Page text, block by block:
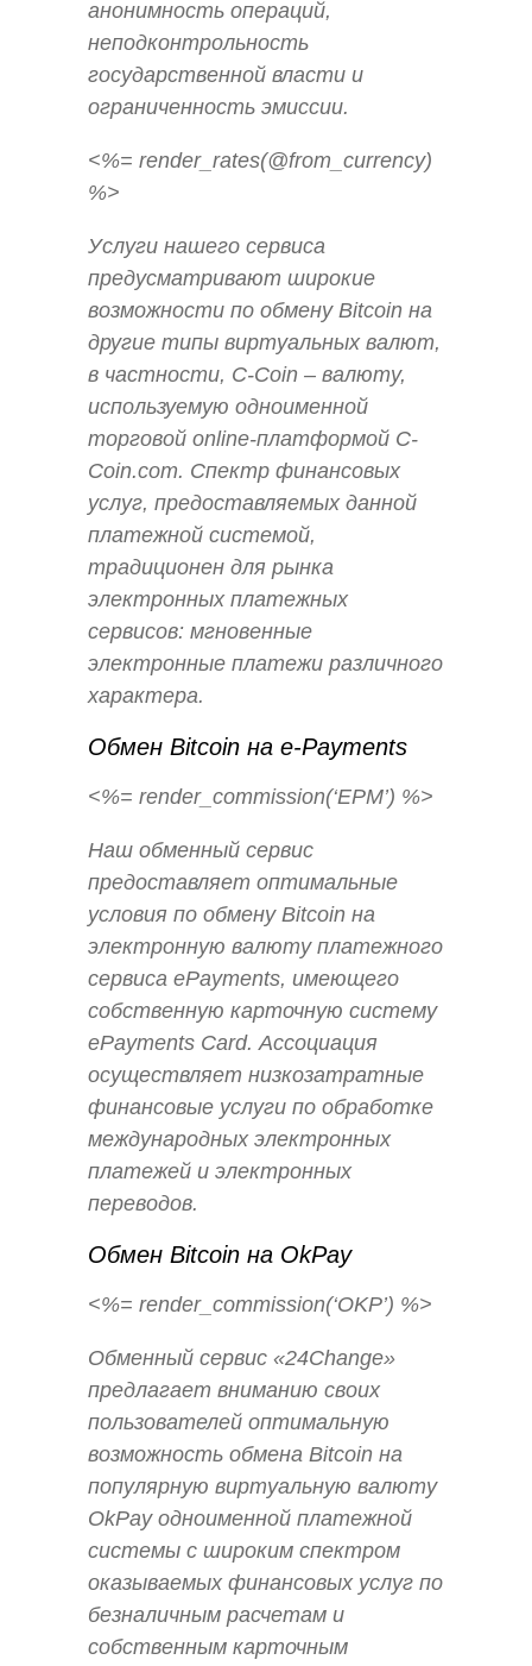
анонимность операций,
неподконтрольность
государственной власти и
ограниченность эмиссии.
<%= render_rates(@from_currency)
%>
Услуги нашего сервиса
предусматривают широкие
возможности по обмену Bitcoin на
другие типы виртуальных валют,
в частности, C-Coin – валюту,
используемую одноименной
торговой online-платформой С-
Сoin.com. Спектр финансовых
услуг, предоставляемых данной
платежной системой,
традиционен для рынка
электронных платежных
сервисов: мгновенные
электронные платежи различного
характера.
Обмен Bitcoin на e-Payments
<%= render_commission(‘EPM’) %>
Наш обменный сервис
предоставляет оптимальные
условия по обмену Bitcoin на
электронную валюту платежного
сервиса ePayments, имеющего
собственную карточную систему
ePayments Card. Ассоциация
осуществляет низкозатратные
финансовые услуги по обработке
международных электронных
платежей и электронных
переводов.
Обмен Bitcoin на OkPay
<%= render_commission(‘OKP’) %>
Обменный сервис «24Change»
предлагает вниманию своих
пользователей оптимальную
возможность обмена Bitcoin на
популярную виртуальную валюту
OkPay одноименной платежной
системы с широким спектром
оказываемых финансовых услуг по
безналичным расчетам и
собственным карточным